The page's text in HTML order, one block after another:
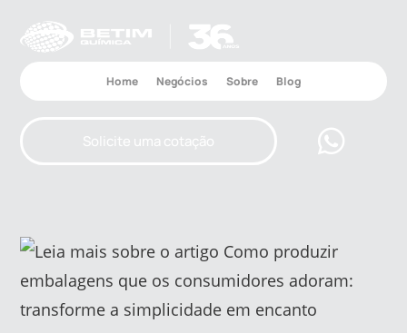
Home Negócios Sobre Blog
Solicite uma cotação